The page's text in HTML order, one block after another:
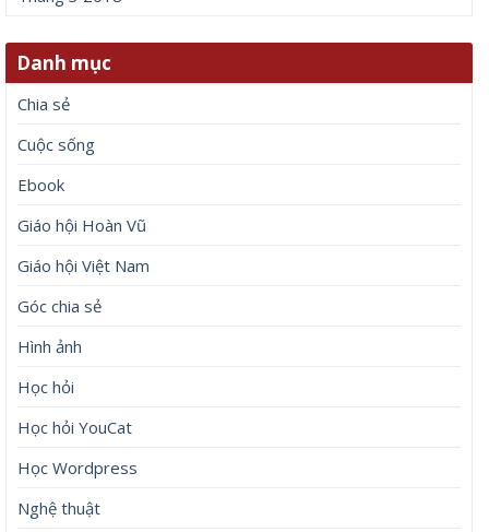
Danh mục
Chia sẻ
Cuộc sống
Ebook
Giáo hội Hoàn Vũ
Giáo hội Việt Nam
Góc chia sẻ
Hình ảnh
Học hỏi
Học hỏi YouCat
Học Wordpress
Nghệ thuật